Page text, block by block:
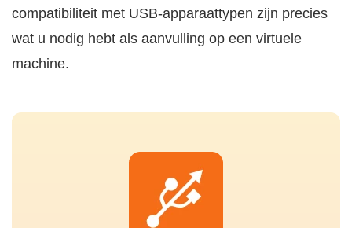
compatibiliteit met USB-apparaattypen zijn precies
wat u nodig hebt als aanvulling op een virtuele
machine.